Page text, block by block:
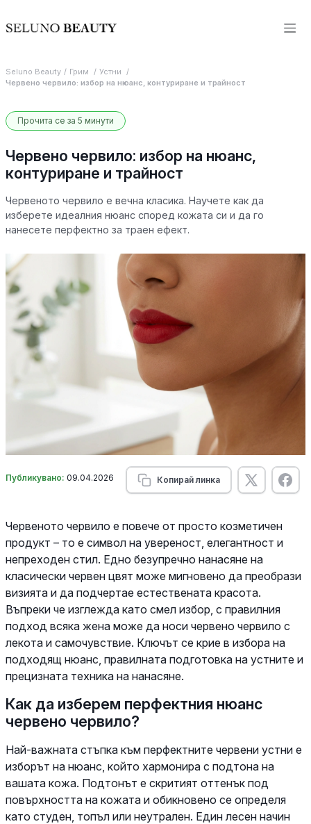
Seluno Beauty Грим
Устни
Червено червило: избор на нюанс, контуриране и трайност
Прочита се за 5 минути
Червено червило: избор на нюанс,
контуриране и трайност
Червеното червило е вечна класика. Научете как да
изберете идеалния нюанс според кожата си и да го
нанесете перфектно за траен ефект.
Публикувано: 09.04.2026 Копирай линка
Червеното червило е повече от просто козметичен
продукт – то е символ на увереност, елегантност и
непреходен стил. Едно безупречно нанасяне на
класически червен цвят може мигновено да преобрази
визията и да подчертае естествената красота.
Въпреки че изглежда като смел избор, с правилния
подход всяка жена може да носи червено червило с
лекота и самочувствие. Ключът се крие в избора на
подходящ нюанс, правилната подготовка на устните и
прецизната техника на нанасяне.
Как да изберем перфектния нюанс
червено червило?
Най-важната стъпка към перфектните червени устни е
изборът на нюанс, който хармонира с подтона на
вашата кожа. Подтонът е скритият оттенък под
повърхността на кожата и обикновено се определя
като студен, топъл или неутрален. Един лесен начин